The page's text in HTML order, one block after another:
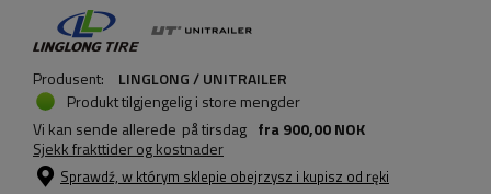
Produsent:
LINGLONG / UNITRAILER
Produkt tilgjengelig i store mengder
Vi kan sende allerede på tirsdag fra900,00 NOK
Sjekk frakttider og kostnader
Sprawdź, w którym sklepie obejrzysz i kupisz od ręki